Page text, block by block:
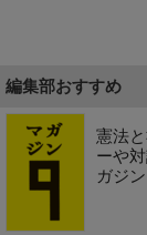
編集部おすすめ
憲法
ーや
ガジ